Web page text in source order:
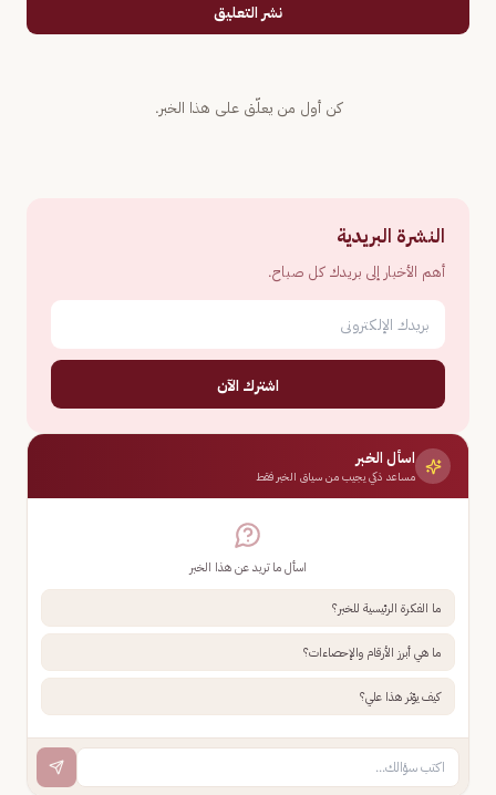
نشر التعليق
كن أول من يعلّق على هذا الخبر.
النشرة البريدية
أهم الأخبار إلى بريدك كل صباح.
اشترك الآن
اسأل الخبر
مساعد ذكي يجيب من سياق الخبر فقط
اسأل ما تريد عن هذا الخبر
ما الفكرة الرئيسية للخبر؟
ما هي أبرز الأرقام والإحصاءات؟
كيف يؤثر هذا علي؟